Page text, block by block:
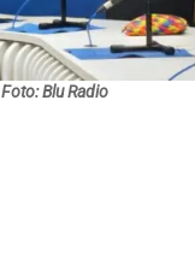
Foto: Blu Radio